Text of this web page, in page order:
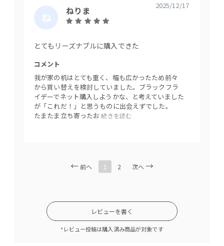
天板の高さは36cmから43.8cmへと変化します。使い勝手を追
求したこだわりの高さ設定。
ね
り
ま
ねりま 2025/12/17
とてもリーズナブルに購入できた
コメント
我が家の机はとても重く、幅も広かったため前々
から買い替えを検討していました。ブラックフラ
イデーでネット購入しようかな、と考えていました
が「これだ！」と思うものに出会えずでした。
たまたま立ち寄ったお続きを読む
前へ 1 2 次へ
レビューを書く
*レビュー投稿は購入済み商品が対象です